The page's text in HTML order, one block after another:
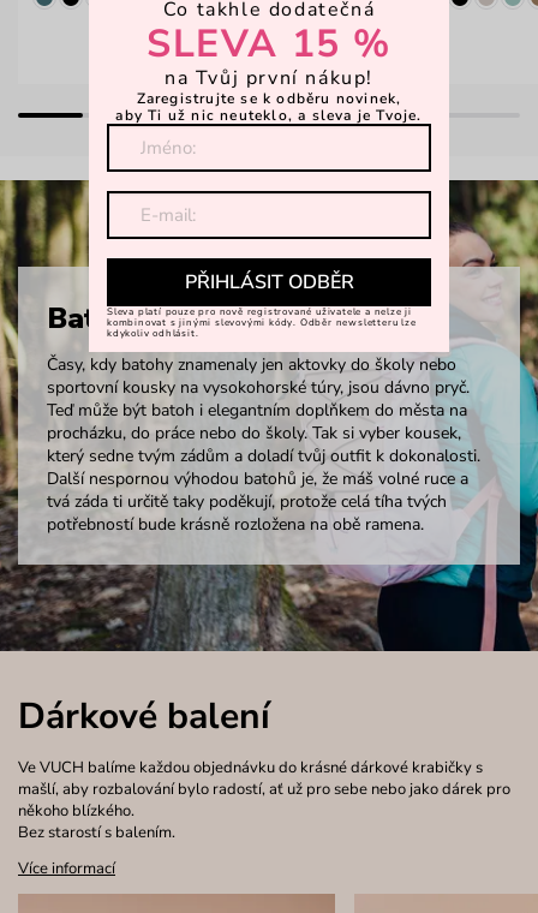
Batohy
Časy, kdy batohy znamenaly jen aktovky do školy nebo
sportovní kousky na vysokohorské túry, jsou dávno pryč.
Teď může být batoh i elegantním doplňkem do města na
procházku, do práce nebo do školy. Tak si vyber kousek,
který sedne tvým zádům a doladí tvůj outfit k dokonalosti.
Další nespornou výhodou batohů je, že máš volné ruce a
tvá záda ti určitě taky poděkují, protože celá tíha tvých
potřebností bude krásně rozložena na obě ramena.
Dárkové balení
Ve VUCH balíme každou objednávku do krásné dárkové krabičky s
mašlí, aby rozbalování bylo radostí, ať už pro sebe nebo jako dárek pro
někoho blízkého.
Bez starostí s balením.
Více informací
Co takhle dodatečná
SLEVA 15 %
na Tvůj první nákup!
Zaregistrujte se k odběru novinek,
aby Ti už nic neuteklo, a sleva je Tvoje.
PŘIHLÁSIT ODBĚR
Sleva platí pouze pro nově registrované uživatele a nelze ji
kombinovat s jinými slevovými kódy. Odběr newsletteru lze
kdykoliv odhlásit.